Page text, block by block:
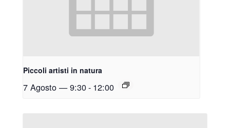
Piccoli artisti in natura
7 Agosto — 9:30- 12:00